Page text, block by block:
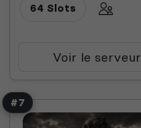
64 Slots
Voir le serveur
#7